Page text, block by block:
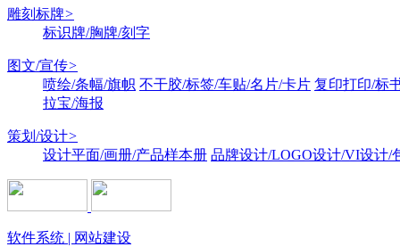
雕刻标牌>
标识牌/胸牌/刻字
图文/宣传>
喷绘/条幅/旗帜 不干胶/标签/车贴/名片/卡片 复印打印/标
拉宝/海报
策划/设计>
设计平面/画册/产品样本册 品牌设计/LOGO设计/VI设计/
软件系统 | 网站建设